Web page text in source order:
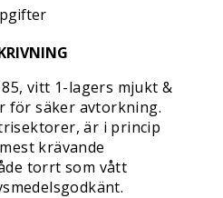
vitt 1-lagers mjukt &
för säker avtorkning.
är i princip
krävande
torrt som vått